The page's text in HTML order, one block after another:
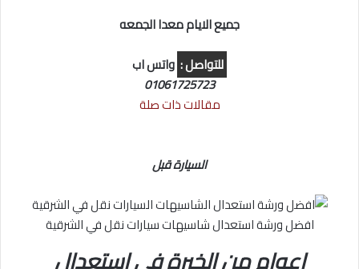
جميع الايام معدا الجمعه
للتواصل : واتس اب
01061725723
مقالات ذات صلة
السيارة قبل
افضل ورشة استعدال شاسيهات سيارات نقل في الشرقية
اعوام من الخبرة في استعدال